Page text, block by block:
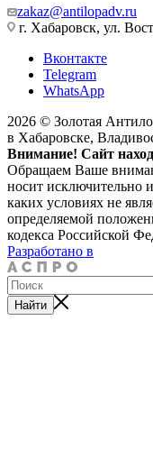
zakaz@antilopadv.ru
г. Хабаровск, ул.
Вконтакте
Telegram
WhatsApp
2026 © Золотая
в Хабаровске,
Внимание! Сайт
Обращаем Ваше
носит исключительно
каких условиях не
определяемой
кодекса Российской
Разработано в
Найти